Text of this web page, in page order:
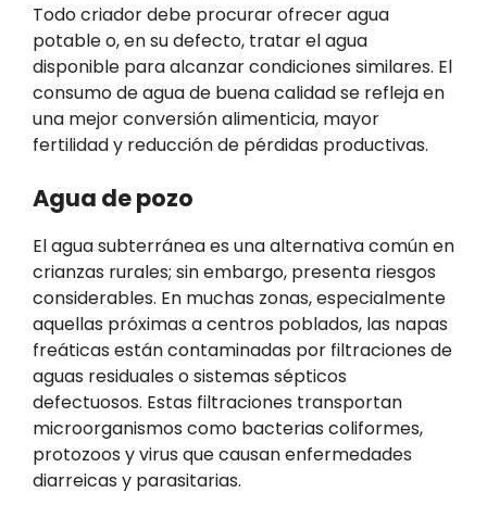
Todo criador debe procurar ofrecer agua
potable o, en su defecto, tratar el agua
disponible para alcanzar condiciones similares. El
consumo de agua de buena calidad se refleja en
una mejor conversión alimenticia, mayor
fertilidad y reducción de pérdidas productivas.
Agua de pozo
El agua subterránea es una alternativa común en
crianzas rurales; sin embargo, presenta riesgos
considerables. En muchas zonas, especialmente
aquellas próximas a centros poblados, las napas
freáticas están contaminadas por filtraciones de
aguas residuales o sistemas sépticos
defectuosos. Estas filtraciones transportan
microorganismos como bacterias coliformes,
protozoos y virus que causan enfermedades
diarreicas y parasitarias.